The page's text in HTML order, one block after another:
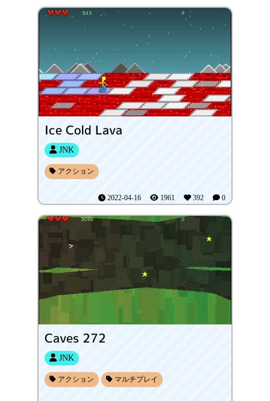
Ice Cold Lava
JNK
アクション
2022-04-16 1961 392 0
Caves 272
JNK
アクション マルチプレイ